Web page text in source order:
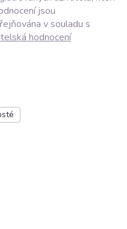
jsou
v souladu s
hodnocení